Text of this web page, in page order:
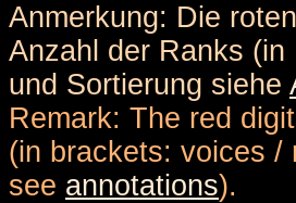
Anmerkung: Die
Anzahl der Ranks
und Sortierung siehe
Remark: The red
(in brackets: voices /
see annotations).